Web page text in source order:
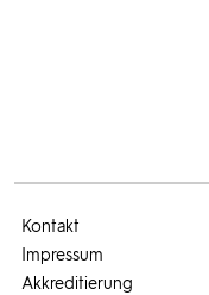
Kontakt
Impressum
Akkreditierung